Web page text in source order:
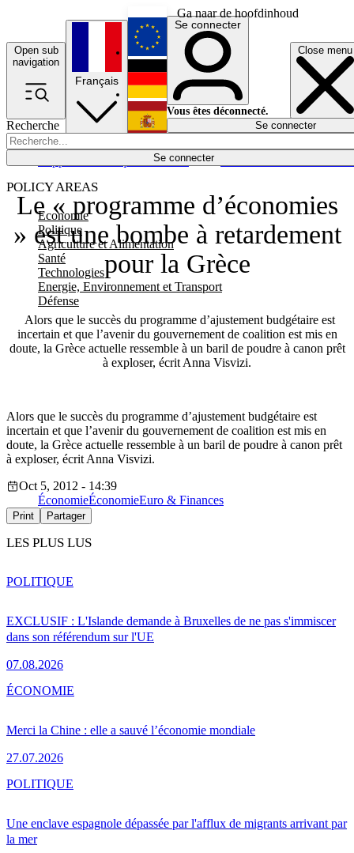
Ga naar de hoofdinhoud
Open sub
navigation
Close menu
Recherche
Se connecter
POLICY AREAS
Economie
Politique
Agriculture et Alimentation
Santé
Technologies
Energie, Environnement et Transport
Défense
Économie
Français
English
Deutsch
Español
Se connecter
Vous êtes déconnecté.
Se connecter
Le « programme d’économies
» est une bombe à retardement
pour la Grèce
Alors que le succès du programme d’ajustement budgétaire est
incertain et que l’avenir du gouvernement de coalition est mis en
doute, la Grèce actuelle ressemble à un baril de poudre à canon prêt
à exploser, écrit Anna Visvizi.
Alors que le succès du programme d’ajustement budgétaire est
incertain et que l’avenir du gouvernement de coalition est mis en
doute, la Grèce actuelle ressemble à un baril de poudre à canon prêt
à exploser, écrit Anna Visvizi.
Oct 5, 2012 - 14:39
ÉconomieÉconomieEuro & Finances
Print Partager
LES PLUS LUS
EXCLUSIF : L'Islande demande à Bruxelles de ne pas s'immiscer
dans son référendum sur l'UE
07.08.2026
POLITIQUE
Merci la Chine : elle a sauvé l’économie mondiale
27.07.2026
ÉCONOMIE
Une enclave espagnole dépassée par l'afflux de migrants arrivant par
la mer
POLITIQUE